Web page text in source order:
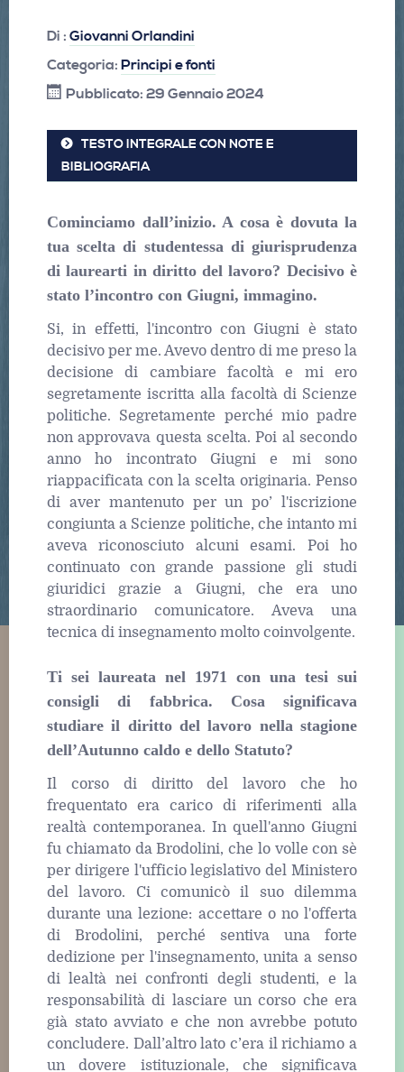
Di : Giovanni Orlandini
Categoria: Principi e fonti
Pubblicato: 29 Gennaio 2024
TESTO INTEGRALE CON NOTE E
BIBLIOGRAFIA
Cominciamo dall’inizio. A cosa è dovuta la
tua scelta di studentessa di giurisprudenza
di laurearti in diritto del lavoro? Decisivo è
stato l’incontro con Giugni, immagino.
Si, in effetti, l'incontro con Giugni è stato
decisivo per me. Avevo dentro di me preso la
decisione di cambiare facoltà e mi ero
segretamente iscritta alla facoltà di Scienze
politiche. Segretamente perché mio padre
non approvava questa scelta. Poi al secondo
anno ho incontrato Giugni e mi sono
riappacificata con la scelta originaria. Penso
di aver mantenuto per un po’ l'iscrizione
congiunta a Scienze politiche, che intanto mi
aveva riconosciuto alcuni esami. Poi ho
continuato con grande passione gli studi
giuridici grazie a Giugni, che era uno
straordinario comunicatore. Aveva una
tecnica di insegnamento molto coinvolgente.
Ti sei laureata nel 1971 con una tesi sui
consigli di fabbrica. Cosa significava
studiare il diritto del lavoro nella stagione
dell’Autunno caldo e dello Statuto?
Il corso di diritto del lavoro che ho
frequentato era carico di riferimenti alla
realtà contemporanea. In quell'anno Giugni
fu chiamato da Brodolini, che lo volle con sè
per dirigere l'ufficio legislativo del Ministero
del lavoro. Ci comunicò il suo dilemma
durante una lezione: accettare o no l'offerta
di Brodolini, perché sentiva una forte
dedizione per l'insegnamento, unita a senso
di lealtà nei confronti degli studenti, e la
responsabilità di lasciare un corso che era
già stato avviato e che non avrebbe potuto
concludere. Dall’altro lato c’era il richiamo a
un dovere istituzionale, che significava